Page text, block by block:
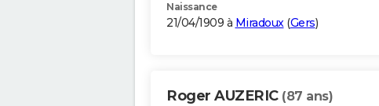
Naissance
21/04/1909 à Miradoux(Gers)
Roger AUZERIC (87 ans)